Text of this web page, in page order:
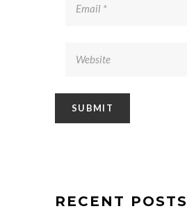
RECENT POSTS